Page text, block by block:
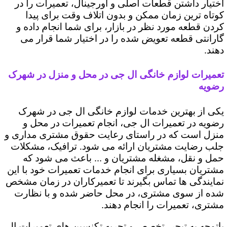
اختیار داشتن قطعات اصلی و اورجینال، تعمیرات را در
کوتاه ترین زمان ممکن و بدون اتلاف وقت برای پیدا
کردن قطعه مورد نظر در بازار، برای شما انجام داده و
گارانتی قطعه تعویض شده را در اختیار شما قرار می
دهند.
تعمیرات لوازم خانگی ال جی در محل و منزل در شهرک
رضویه
یکی از بهترین خدمات لوازم خانگی ال جی در شهرک
رضویه در تعمیرات ال جی، انجام تعمیرات در محل و
منزل است که در راستای رعایت حقوق مشتری مداری و
جلب رضایت مشتریان ارائه می شود. ترافیک، مشکلات
حمل و نقل، مشغله مشتریان و ... باعث می شود که
مشتریان بسیاری برای انجام خدمات تعمیرات خود با این
نمایندگی ها تماس بگیرند تا تعمیرکاران در زمان مشخص
شده از سوی مشتری، در محل حاضر شده و با نظارت
مشتری، تعمیرات را انجام دهند.